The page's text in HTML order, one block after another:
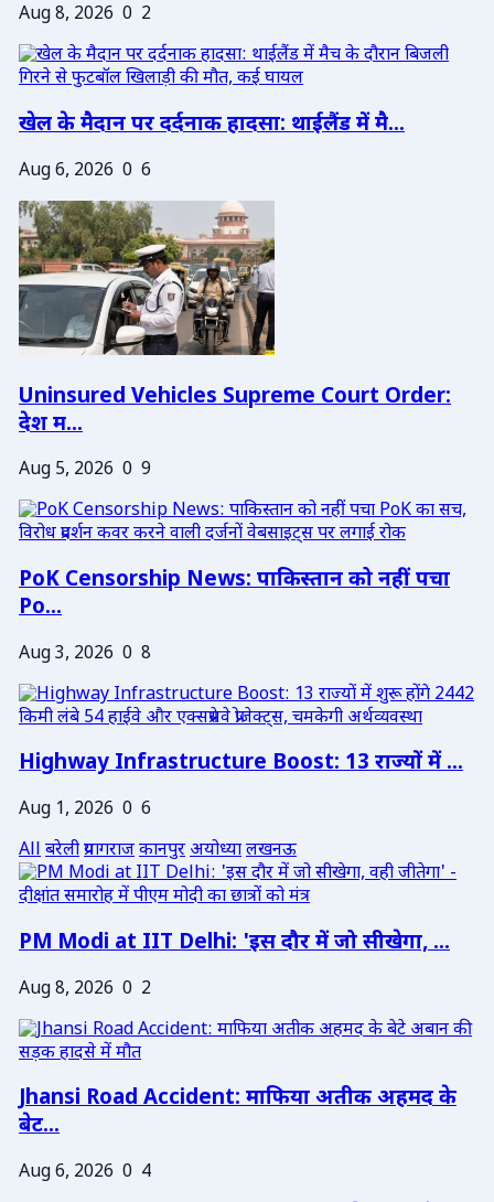
Aug 8, 2026 0 2
खेल के मैदान पर दर्दनाक हादसा: थाईलैंड में मै...
Aug 6, 2026 0 6
Uninsured Vehicles Supreme Court Order:
देश म...
Aug 5, 2026 0 9
PoK Censorship News: पाकिस्तान को नहीं पचा
Po...
Aug 3, 2026 0 8
Highway Infrastructure Boost: 13 राज्यों में ...
Aug 1, 2026 0 6
Allबरेलीप्रयागराजकानपुरअयोध्यालखनऊ
PM Modi at IIT Delhi: 'इस दौर में जो सीखेगा, ...
Aug 8, 2026 0 2
Jhansi Road Accident: माफिया अतीक अहमद के
बेट...
Aug 6, 2026 0 4